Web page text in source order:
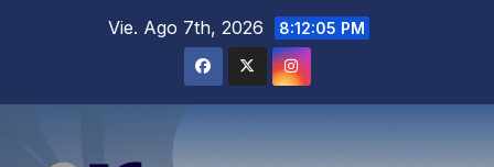
Vie. Ago 7th, 2026 8:12:06 PM